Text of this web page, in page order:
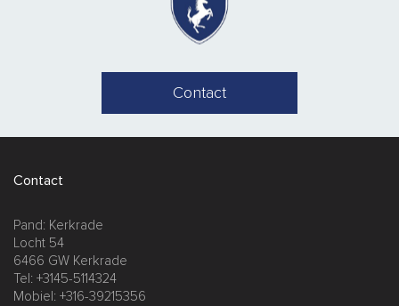
Contact
Contact
Pand: Kerkrade
Locht 54
6466 GW Kerkrade
Tel: +3145-5114324
Mobiel: +316-39215356